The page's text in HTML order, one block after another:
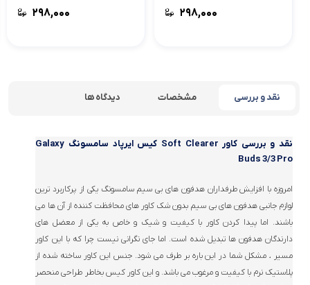
۲۹۸,۰۰۰ ۲۹۸,۰۰۰
نقد و بررسی مشخصات دیدگاه ها
نقد و بررسی
کاور Soft Clearer کیس ایرپاد سامسونگ Galaxy
Buds 3/3 Pro
امروزه با افزایش طرفداران هدفون های بی سیم سامسونگ یکی از پرکاربرد ترین
لوازم جانبی هدفون های بی سیم بدون شک کاور های محافظت کننده از آن ها می
باشند. اما پیدا کردن کاور با کیفیت و شیک و خاص به یکی از معضل های
دارندگان هدفون ها تبدیل شده است. اما جای نگرانی نیست چرا که با این کاور
مسیر ، مشکل شما در این باره بر طرف می شود. جنس این کاور ساخته شده از
پلاستیک نرم با کیفیت و مرغوب می باشد. و این کاور کیس بخاطر طراحی منحصر